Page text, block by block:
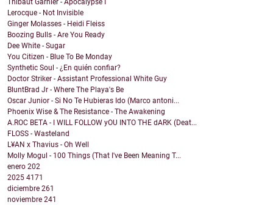
Thibaut Garnier - Apocalypse I
Lerocque - Not Invisible
Ginger Molasses - Heidi Fleiss
Boozing Bulls - Are You Ready
Dee White - Sugar
You Citizen - Blue To Be Monday
Synthetic Soul - ¿En quién confiar?
Doctor Striker - Assistant Professional White Guy
BluntBrad Jr - Where The Playa's Be
Oscar Junior - Si No Te Hubieras Ido (Marco antoni...
Phoenix Wise & The Resistance - The Awakening
A.ROC BETA - I WILL FOLLOW yOU INTO THE dARK (Deat...
FLOSS - Wasteland
L¥AN x Thavius - Oh Well
Molly Mogul - 100 Things (That I've Been Meaning T...
enero 202
2025 4171
diciembre 261
noviembre 241